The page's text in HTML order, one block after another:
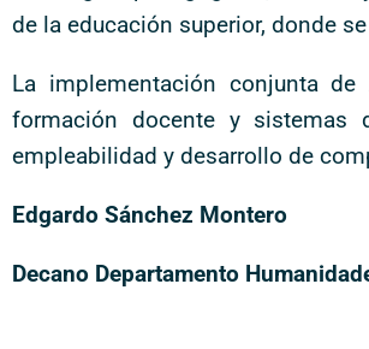
de la educación superior, donde
La implementación conjunta
formación docente y sistemas
empleabilidad y desarrollo de
Edgardo Sánchez Montero
Decano Departamento